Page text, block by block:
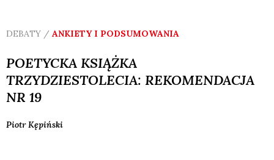
DEBATY / ANKIETY I PODSUMOWANIA
POETYCKA KSIĄŻKA
TRZYDZIESTOLECIA: REKOMENDACJA
NR 19
PiotrKępiński